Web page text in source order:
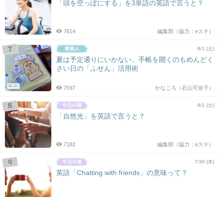
「頭を空っぽにする」を3単語の英語で言うと？
編集部（協力：eステ）
7614
BLOG
8/1 (土)
夏は予定通りにいかない。手帳を開くのもめんどく
さい日の「ふせん」活用術
かなころ（石山可奈子）
7597
8/1 (土)
「自然光」を英語で言うと？
編集部（協力：eステ）
7182
7/30 (木)
英語「Chatting with friends」の意味って？